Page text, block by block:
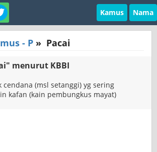
Kamus Nama
- P » Pacai
menurut KBBI
cendana (msl setanggi) yg sering
kafan (kain pembungkus mayat)